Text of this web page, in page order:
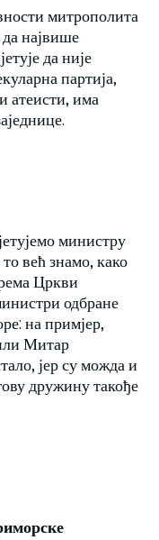
митрополита
највише
да није
партија,
атеисти, има
министру
већ знамо, како
Цркви
одбране
на примјер,
Митар
јер су можда и
дружину такође